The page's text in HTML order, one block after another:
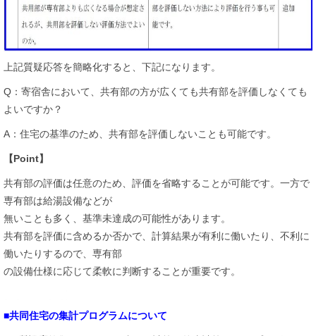
上記質疑応答を簡略化すると、下記になります。
Q：寄宿舎において、共有部の方が広くても共有部を評価しなくても
よいですか？
A：住宅の基準のため、共有部を評価しないことも可能です。
【Point】
共有部の評価は任意のため、評価を省略することが可能です。一方で
専有部は給湯設備などが
無いことも多く、基準未達成の可能性があります。
共有部を評価に含めるか否かで、計算結果が有利に働いたり、不利に
働いたりするので、専有部
の設備仕様に応じて柔軟に判断することが重要です。
■共同住宅の集計プログラムについて